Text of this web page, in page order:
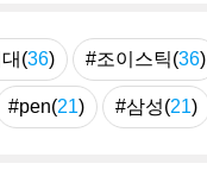
(36) #조이스틱(36)
#pen(21) #삼성(21)